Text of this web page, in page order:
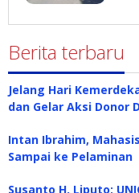
Berita terbaru
Jelang Hari
dan Gelar Aksi Donor
Intan Ibrahim,
Sampai ke Pelaminan
Susanto H. Liputo: